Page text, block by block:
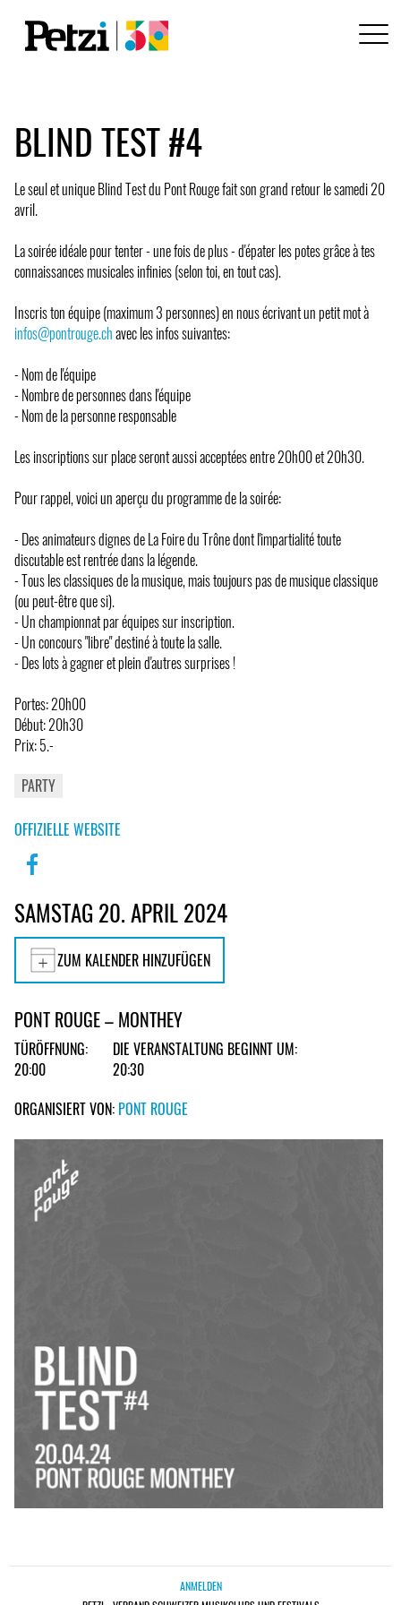
BLIND TEST #4
Le seul et unique Blind Test du Pont Rouge fait son grand retour le samedi 20
avril.
La soirée idéale pour tenter - une fois de plus - d'épater les potes grâce à tes
connaissances musicales infinies (selon toi, en tout cas).
Inscris ton équipe (maximum 3 personnes) en nous écrivant un petit mot à
infos@pontrouge.chavec les infos suivantes:
- Nom de l'équipe
- Nombre de personnes dans l'équipe
- Nom de la personne responsable
Les inscriptions sur place seront aussi acceptées entre 20h00 et 20h30.
Pour rappel, voici un aperçu du programme de la soirée:
- Des animateurs dignes de La Foire du Trône dont l'impartialité toute
discutable est rentrée dans la légende.
- Tous les classiques de la musique, mais toujours pas de musique classique
(ou peut-être que si).
- Un championnat par équipes sur inscription.
- Un concours "libre" destiné à toute la salle.
- Des lots à gagner et plein d'autres surprises !
Portes: 20h00
Début: 20h30
Prix: 5.-
PARTY
OFFIZIELLE WEBSITE
SAMSTAG 20. APRIL 2024
ZUM KALENDER HINZUFÜGEN
PONT ROUGE – MONTHEY
TÜRÖFFNUNG:
20:00
DIE VERANSTALTUNG BEGINNT UM:
20:30
ORGANISIERT VON: PONT ROUGE
ANMELDEN